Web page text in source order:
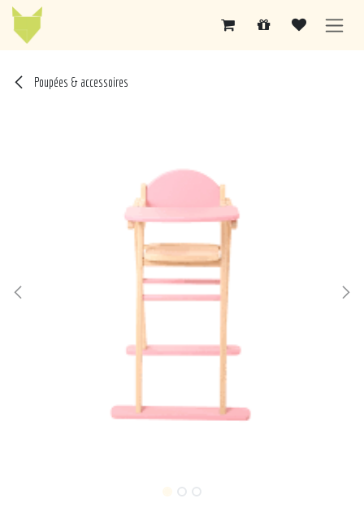
Se rendre au contenu
Poupées & accessoires